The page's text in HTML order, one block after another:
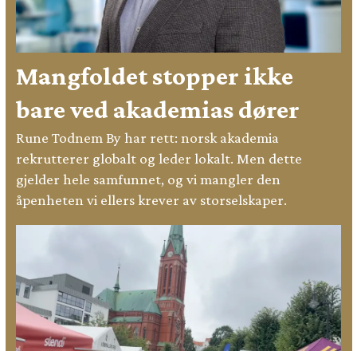
Mangfoldet stopper ikke
bare ved akademias dører
Rune Todnem By har rett: norsk akademia
rekrutterer globalt og leder lokalt. Men dette
gjelder hele samfunnet, og vi mangler den
åpenheten vi ellers krever av storselskaper.